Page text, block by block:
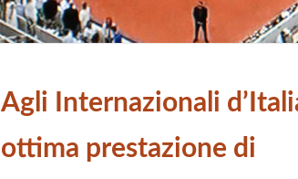
Agli Internazionali
ottima prestazione di